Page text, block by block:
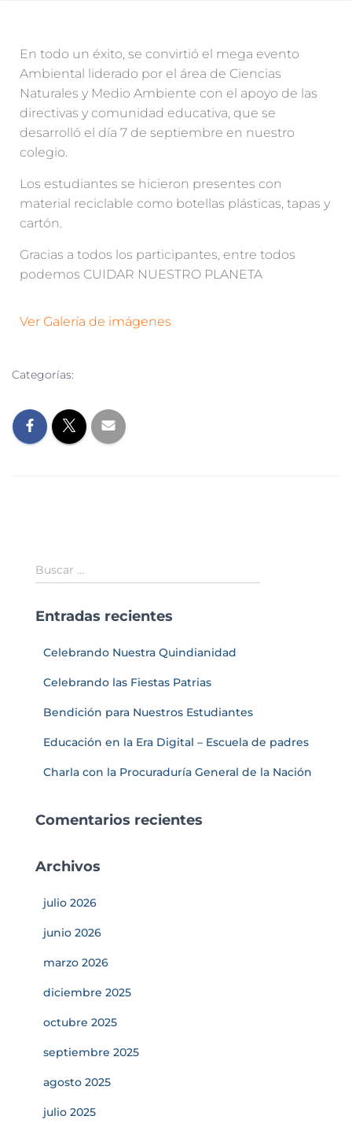
En todo un éxito, se convirtió el mega evento
Ambiental liderado por el área de Ciencias
Naturales y Medio Ambiente con el apoyo de las
directivas y comunidad educativa, que se
desarrolló el día 7 de septiembre en nuestro
colegio.
Los estudiantes se hicieron presentes con
material reciclable como botellas plásticas, tapas y
cartón.
Gracias a todos los participantes, entre todos
podemos CUIDAR NUESTRO PLANETA
Ver Galería de imágenes
Categorías:
Buscar …
Entradas recientes
Celebrando Nuestra Quindianidad
Celebrando las Fiestas Patrias
Bendición para Nuestros Estudiantes
Educación en la Era Digital – Escuela de padres
Charla con la Procuraduría General de la Nación
Comentarios recientes
Archivos
julio 2026
junio 2026
marzo 2026
diciembre 2025
octubre 2025
septiembre 2025
agosto 2025
julio 2025